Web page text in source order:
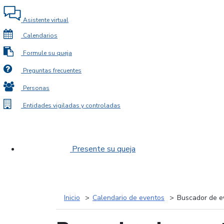
Asistente virtual
Calendarios
Formule su queja
Preguntas frecuentes
Personas
Entidades vigiladas y controladas
Presente su queja
Inicio Calendario de eventos Buscador de